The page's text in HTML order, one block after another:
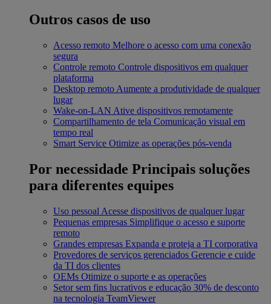
Outros casos de uso
Acesso remoto Melhore o acesso com uma conexão
segura
Controle remoto Controle dispositivos em qualquer
plataforma
Desktop remoto Aumente a produtividade de qualquer
lugar
Wake-on-LAN Ative dispositivos remotamente
Compartilhamento de tela Comunicação visual em
tempo real
Smart Service Otimize as operações pós-venda
Por necessidade Principais soluções
para diferentes equipes
Uso pessoal Acesse dispositivos de qualquer lugar
Pequenas empresas Simplifique o acesso e suporte
remoto
Grandes empresas Expanda e proteja a TI corporativa
Provedores de serviços gerenciados Gerencie e cuide
da TI dos clientes
OEMs Otimize o suporte e as operações
Setor sem fins lucrativos e educação 30% de desconto
na tecnologia TeamViewer